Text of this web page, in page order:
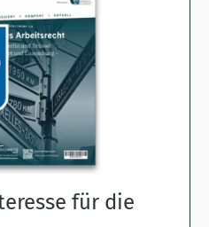
für die